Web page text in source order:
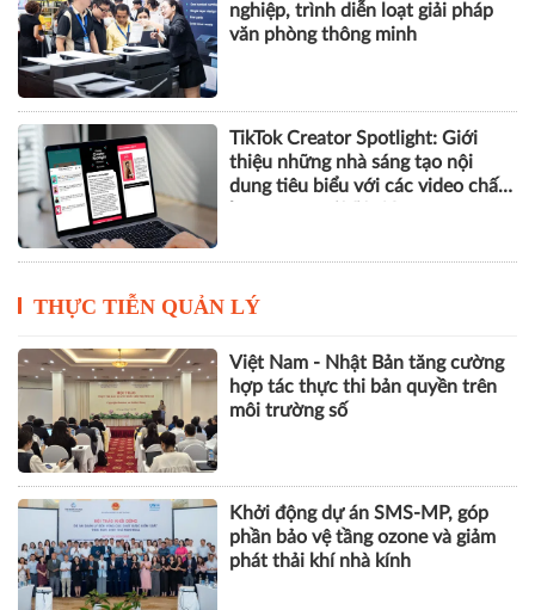
nghiệp, trình diễn loạt giải pháp
văn phòng thông minh
TikTok Creator Spotlight: Giới
thiệu những nhà sáng tạo nội
dung tiêu biểu với các video chất
THỰC TIỄN QUẢN LÝ
Việt Nam - Nhật Bản tăng cường
hợp tác thực thi bản quyền trên
môi trường số
Khởi động dự án SMS-MP, góp
phần bảo vệ tầng ozone và giảm
phát thải khí nhà kính